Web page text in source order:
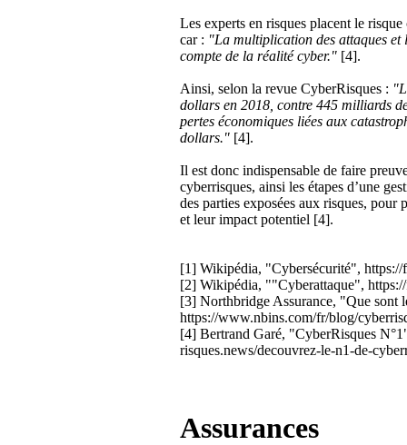
Les experts en risques placent le
car : "La multiplication des attaques et
compte de la réalité cyber." [4].
Ainsi, selon la revue CyberRisques :
dollars en 2018, contre 445 milliards
pertes économiques liées aux
dollars." [4].
Il est donc indispensable de faire
cyberrisques, ainsi les étapes d’une
des parties exposées aux risques,
et leur impact potentiel [4].
[1] Wikipédia, "Cybersécurité",
[2] Wikipédia, ""Cyberattaque",
[3] Northbridge Assurance, "Que sont
https://www.nbins.com/fr/blog/
[4] Bertrand Garé, "CyberRisques
risques.news/decouvrez-le-n1-de-
Assurances